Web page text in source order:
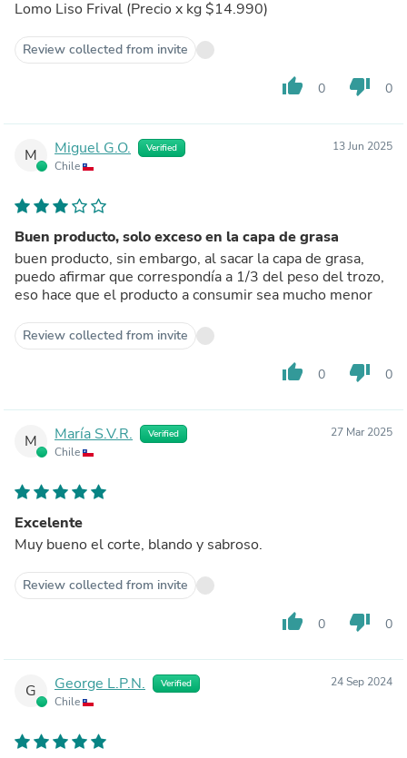
Lomo Liso Frival (Precio x kg $14.990)
Review collected from invite
thumb_up 0 thumb_down 0
M Miguel G.O. Verified
Chile
13 Jun 2025
Buen producto, solo exceso en la capa de grasa
buen producto, sin embargo, al sacar la capa de grasa,
puedo afirmar que correspondía a 1/3 del peso del trozo,
eso hace que el producto a consumir sea mucho menor
Review collected from invite
thumb_up 0 thumb_down 0
M María S.V.R. Verified
Chile
27 Mar 2025
Excelente
Muy bueno el corte, blando y sabroso.
Review collected from invite
thumb_up 0 thumb_down 0
G George L.P.N. Verified
Chile
24 Sep 2024